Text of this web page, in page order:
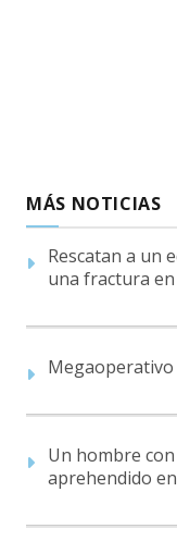
MÁS NOTICIAS
Rescatan a un
una fractura
Un hombre
aprehendido